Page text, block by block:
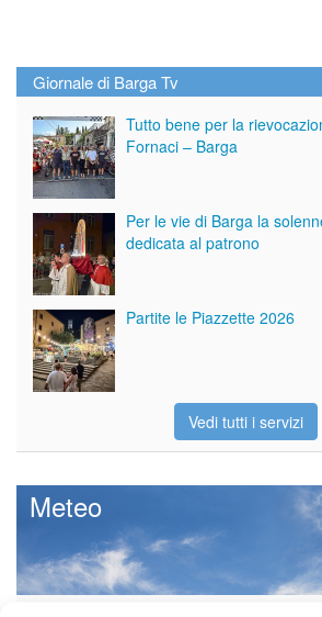
Giornale di Barga Tv
Tutto bene per la
Fornaci – Barga
Per le vie di Barga la
dedicata al patrono
Partite le Piazzette 2026
Vedi tutti i servizi
Meteo